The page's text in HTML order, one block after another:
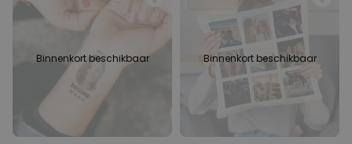
Binnenkort beschikbaar Binnenkort beschikbaar